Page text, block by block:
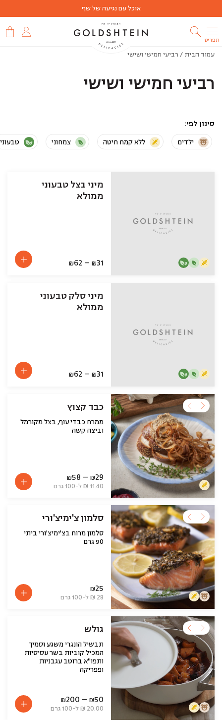
אוכל עם נגיעה של שף
תפריט
עמוד הבית / רביעי חמישי ושישי
רביעי חמישי ושישי
סינון לפי
ילדים ללא קמח חיטה צמחוני טבעוני
מיני בצל טבעוני
ממולא
₪31
–
₪62
מיני סלק טבעוני
ממולא
₪31
–
₪62
כבד קצוץ
ממרח כבדי עוף, בצל מקורמל
וביצה קשה
₪29
–
₪58
11.40 ₪ ל-100 גרם
סלמון צ'ימיצ'ורי
סלמון מרוח בצ'ימיצ'ורי ביתי
90 גרם
₪25
28 ₪ ל-100 גרם
גולש
תבשיל הונגרי משגע וסמיך
המכיל קוביות בשר עסיסיות
ותפו"א ברוטב עגבניות
ופפריקה
₪50
–
₪200
20.00 ₪ ל-100 גרם